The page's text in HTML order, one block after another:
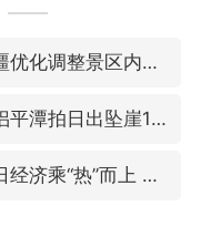
新疆优化调整景区内自驾服务费
情侣平潭拍日出坠崖1死1伤
夏日经济乘“热”而上 消费市场向“新”而行